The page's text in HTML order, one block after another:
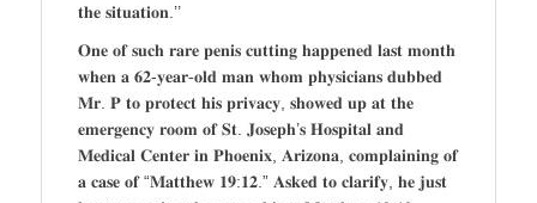
𝐭𝐡𝐞 𝐬𝐢𝐭𝐮𝐚𝐭𝐢𝐨𝐧.’’
𝐎𝐧𝐞 𝐨𝐟 𝐬𝐮𝐜𝐡 𝐫𝐚𝐫𝐞 𝐩𝐞𝐧𝐢𝐬 𝐜𝐮𝐭𝐭𝐢𝐧𝐠 𝐡𝐚𝐩𝐩𝐞𝐧𝐞𝐝 𝐥𝐚𝐬𝐭 𝐦𝐨𝐧𝐭𝐡
𝐰𝐡𝐞𝐧 𝐚 𝟔𝟐-𝐲𝐞𝐚𝐫-𝐨𝐥𝐝 𝐦𝐚𝐧 𝐰𝐡𝐨𝐦 𝐩𝐡𝐲𝐬𝐢𝐜𝐢𝐚𝐧𝐬 𝐝𝐮𝐛𝐛𝐞𝐝
𝐌𝐫. 𝐏 𝐭𝐨 𝐩𝐫𝐨𝐭𝐞𝐜𝐭 𝐡𝐢𝐬 𝐩𝐫𝐢𝐯𝐚𝐜𝐲, 𝐬𝐡𝐨𝐰𝐞𝐝 𝐮𝐩 𝐚𝐭 𝐭𝐡𝐞
𝐞𝐦𝐞𝐫𝐠𝐞𝐧𝐜𝐲 𝐫𝐨𝐨𝐦 𝐨𝐟 𝐒𝐭. 𝐉𝐨𝐬𝐞𝐩𝐡’𝐬 𝐇𝐨𝐬𝐩𝐢𝐭𝐚𝐥 𝐚𝐧𝐝
𝐌𝐞𝐝𝐢𝐜𝐚𝐥 𝐂𝐞𝐧𝐭𝐞𝐫 𝐢𝐧 𝐏𝐡𝐨𝐞𝐧𝐢𝐱, 𝐀𝐫𝐢𝐳𝐨𝐧𝐚, 𝐜𝐨𝐦𝐩𝐥𝐚𝐢𝐧𝐢𝐧𝐠 𝐨𝐟
𝐚 𝐜𝐚𝐬𝐞 𝐨𝐟 “𝐌𝐚𝐭𝐭𝐡𝐞𝐰 𝟏𝟗:𝟏𝟐.” 𝐀𝐬𝐤𝐞𝐝 𝐭𝐨 𝐜𝐥𝐚𝐫𝐢𝐟𝐲, 𝐡𝐞 𝐣𝐮𝐬𝐭